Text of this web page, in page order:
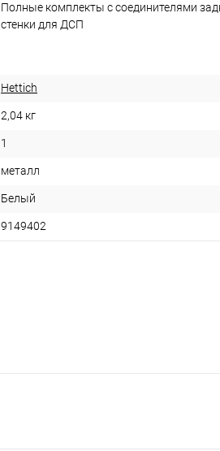
Полные комплекты с соединителями
стенки для ДСП
Hettich
2,04 кг
1
металл
Белый
9149402